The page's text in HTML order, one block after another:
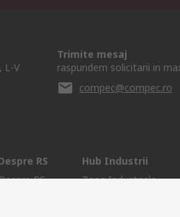
L-V
Trimite mesaj
raspundem solicitarii in
compec@compec.ro
RS
RS
Hub Industrii
Zona Industriala